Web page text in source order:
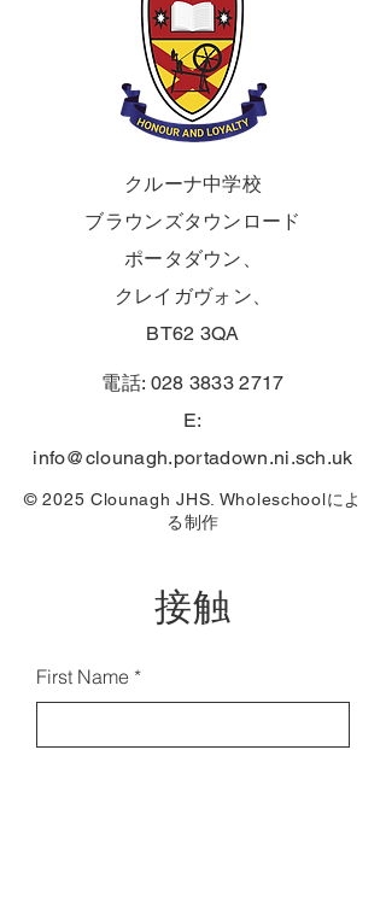
クルーナ中学校
ブラウンズタウンロード
ポータダウン、
クレイガヴォン、
BT62 3QA
電話: 028 3833 2717
E:
info@clounagh.portadown.ni.sch.uk
© 2025 Clounagh JHS. Wholeschoolによ
る制作
接触
First Name